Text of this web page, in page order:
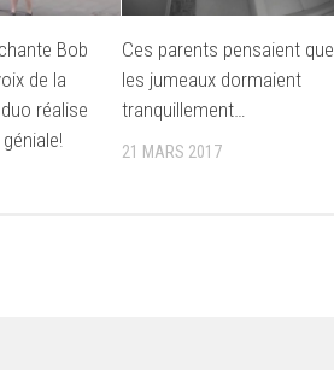
Bob
de la
réalise
Ces parents pensaient que
les jumeaux dormaient
tranquillement…
21 MARS 2017